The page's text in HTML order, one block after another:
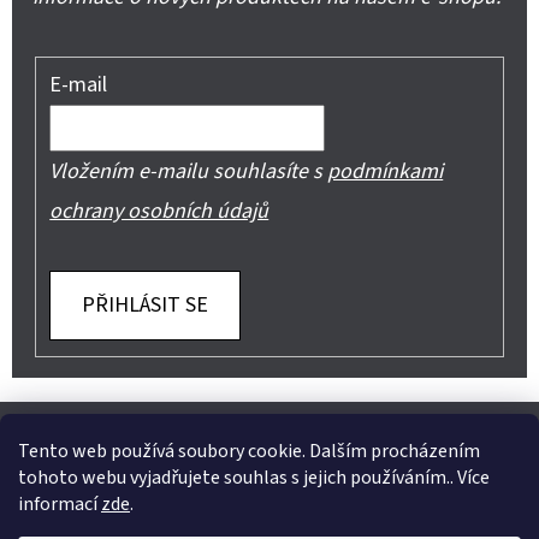
Tento web používá soubory cookie. Dalším procházením
tohoto webu vyjadřujete souhlas s jejich používáním.. Více
informacízde.
E-mail
Vložením e-mailu souhlasíte spodmínkami
ochrany osobních údajů
PŘIHLÁSIT SE
Z
P